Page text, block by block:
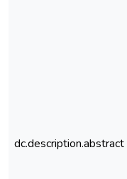
dc.description.abstract